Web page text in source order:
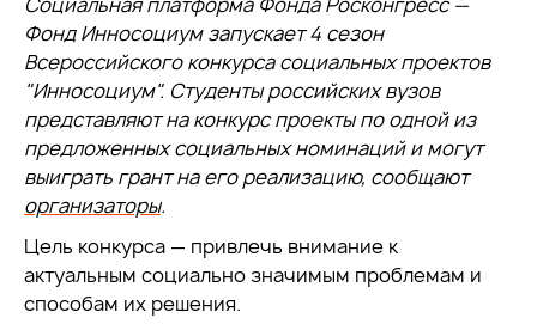
Фонд Инносоциум запускает 4 сезон
Всероссийского конкурса социальных проектов
"Инносоциум". Студенты российских вузов
представляют на конкурс проекты по одной из
предложенных социальных номинаций и могут
выиграть грант на его реализацию, сообщают
организаторы.
Цель конкурса — привлечь внимание к
актуальным социально значимым проблемам и
способам их решения.